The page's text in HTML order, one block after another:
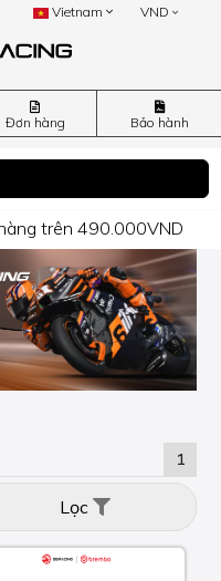
Vietnam VND
Đơn hàng Bảo hành
trên 490.000VND
1
Lọc